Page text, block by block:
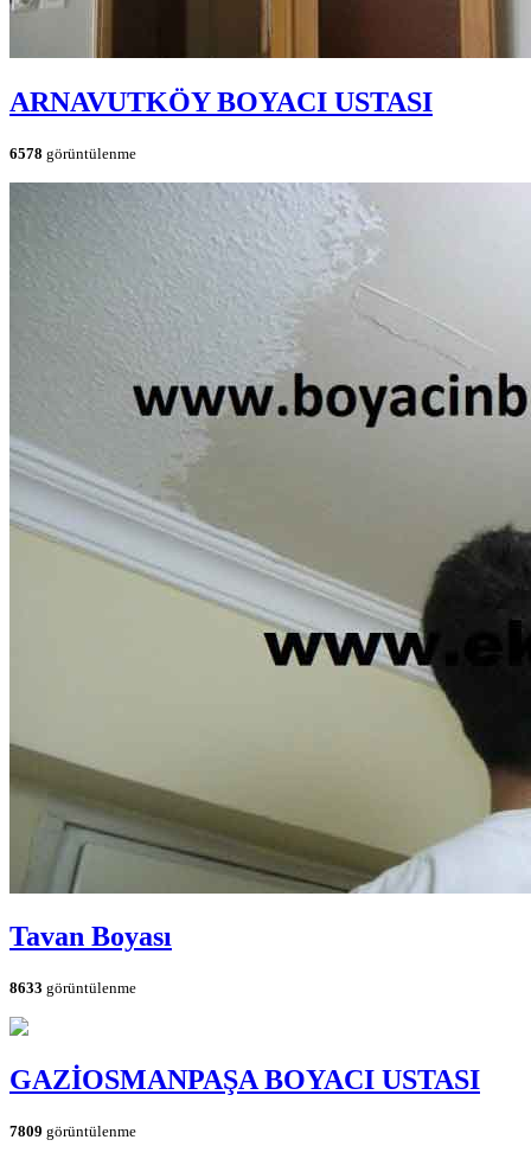
ARNAVUTKÖY BOYACI USTASI
6578 görüntülenme
Tavan Boyası
8633 görüntülenme
GAZİOSMANPAŞA BOYACI USTASI
7809 görüntülenme